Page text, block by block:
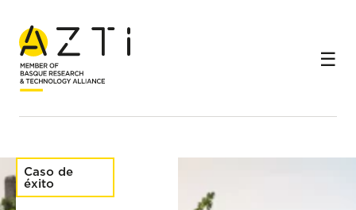
Inicio
Casos de éxito
Economía circular para transformar los subproductos del
vino
Caso de
éxito